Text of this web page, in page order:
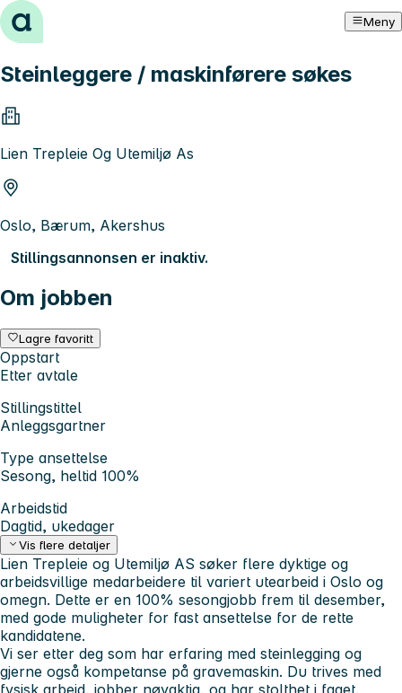
Hopp til innhold Meny
Steinleggere / maskinførere søkes
Lien Trepleie Og Utemiljø As
Oslo, Bærum, Akershus
Stillingsannonsen er inaktiv.
Om jobben
Lagre favoritt
Oppstart
Etter avtale
Stillingstittel
Anleggsgartner
Type ansettelse
Sesong, heltid 100%
Arbeidstid
Dagtid, ukedager
Vis flere detaljer
Lien Trepleie og Utemiljø AS søker flere dyktige og
arbeidsvillige medarbeidere til variert utearbeid i Oslo og
omegn. Dette er en 100% sesongjobb frem til desember,
med gode muligheter for fast ansettelse for de rette
kandidatene.
Vi ser etter deg som har erfaring med steinlegging og
gjerne også kompetanse på gravemaskin. Du trives med